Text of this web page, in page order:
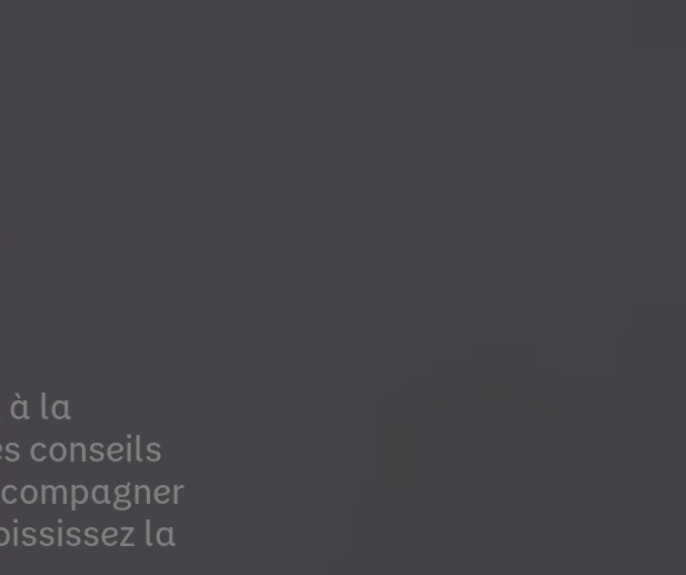
à la
conseils
la